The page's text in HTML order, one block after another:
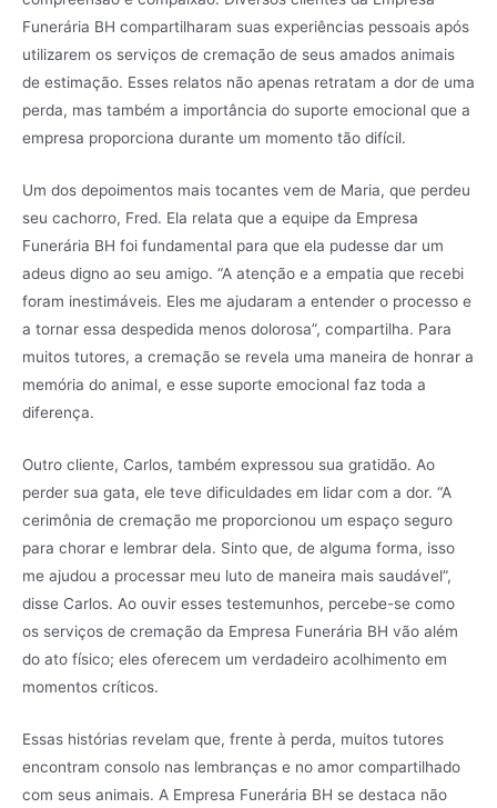
Funerária BH compartilharam suas experiências pessoais após
utilizarem os serviços de cremação de seus amados animais
de estimação. Esses relatos não apenas retratam a dor de uma
perda, mas também a importância do suporte emocional que a
empresa proporciona durante um momento tão difícil.
Um dos depoimentos mais tocantes vem de Maria, que perdeu
seu cachorro, Fred. Ela relata que a equipe da Empresa
Funerária BH foi fundamental para que ela pudesse dar um
adeus digno ao seu amigo. “A atenção e a empatia que recebi
foram inestimáveis. Eles me ajudaram a entender o processo e
a tornar essa despedida menos dolorosa”, compartilha. Para
muitos tutores, a cremação se revela uma maneira de honrar a
memória do animal, e esse suporte emocional faz toda a
diferença.
Outro cliente, Carlos, também expressou sua gratidão. Ao
perder sua gata, ele teve dificuldades em lidar com a dor. “A
cerimônia de cremação me proporcionou um espaço seguro
para chorar e lembrar dela. Sinto que, de alguma forma, isso
me ajudou a processar meu luto de maneira mais saudável”,
disse Carlos. Ao ouvir esses testemunhos, percebe-se como
os serviços de cremação da Empresa Funerária BH vão além
do ato físico; eles oferecem um verdadeiro acolhimento em
momentos críticos.
Essas histórias revelam que, frente à perda, muitos tutores
encontram consolo nas lembranças e no amor compartilhado
com seus animais. A Empresa Funerária BH se destaca não